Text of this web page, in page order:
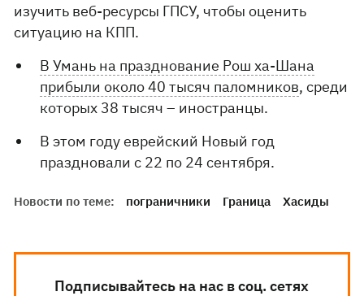
изучить веб-ресурсы ГПСУ, чтобы оценить
ситуацию на КПП.
В Умань на празднование Рош ха-Шана
прибыли около 40 тысяч паломников, среди
которых 38 тысяч – иностранцы.
В этом году еврейский Новый год
праздновали с 22 по 24 сентября.
Новости по теме: пограничники Граница Хасиды
Подписывайтесь на нас в соц. сетях